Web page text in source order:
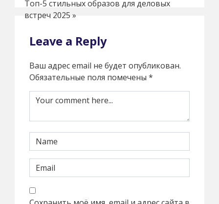
Топ-5 стильных образов для деловых
встреч 2025 »
Leave a Reply
Ваш адрес email не будет опубликован.
Обязательные поля помечены *